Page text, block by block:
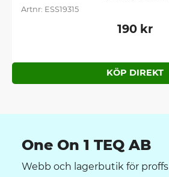
ESS19315
190kr
One On 1 TEQ AB
Webb och lagerbutik för proffs